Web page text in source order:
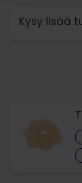
Kysy lisää